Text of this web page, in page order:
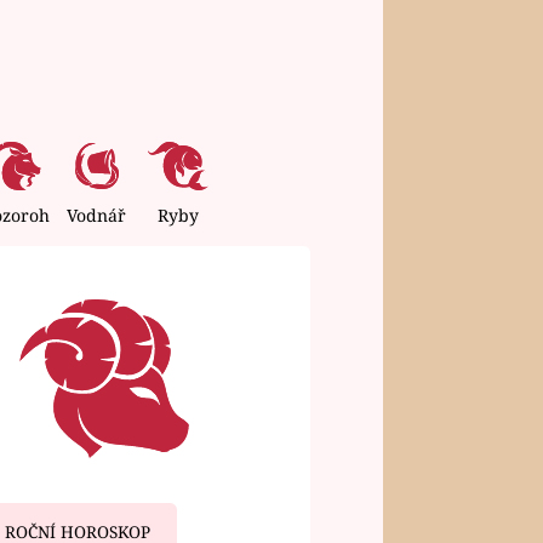
Vodnář Ryby
ROČNÍ HOROSKOP